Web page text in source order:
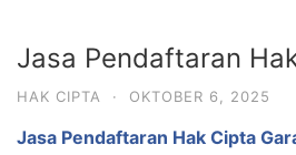
Jasa Pendaftaran
HAK CIPTA · OKTOBER 6, 2025
Jasa Pendaftaran Hak Cipta